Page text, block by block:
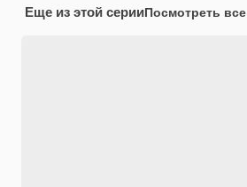
Еще из этой серииПосмотреть все